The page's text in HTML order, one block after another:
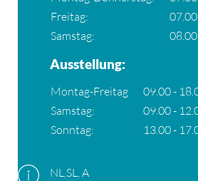
Freitag:
Samstag:
Ausstellung:
Montag-Freitag
09.00 -
Samstag:
09.00 -
Sonntag:
13.00 -
NL,SL, A